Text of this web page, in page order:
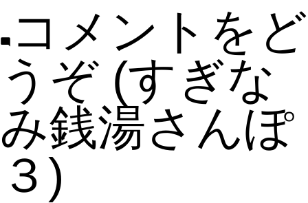
コメントをど
うぞ (すぎな
み銭湯さんぽ
３)